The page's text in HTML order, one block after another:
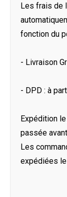
Les frais de
fonction du
- Livraison
- DPD : à
Expédition
passée
Les
expédiées le